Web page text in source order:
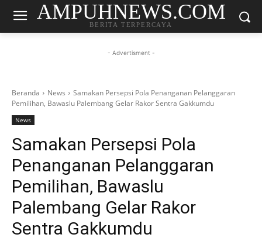
AMPUHNEWS.COM
BERITA TERPERCAYA
- Advertisment -
Beranda News
Samakan Persepsi Pola Penanganan Pelanggaran
Pemilihan, Bawaslu Palembang Gelar Rakor Sentra Gakkumdu
News
Samakan Persepsi Pola
Penanganan Pelanggaran
Pemilihan, Bawaslu
Palembang Gelar Rakor
Sentra Gakkumdu